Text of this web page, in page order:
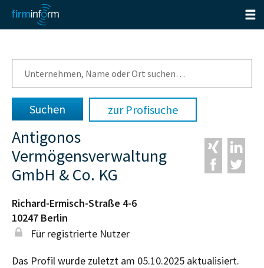
zur Profisuche
Antigonos
Vermögensverwaltung
GmbH & Co. KG
Richard-Ermisch-Straße 4-6
10247 Berlin
Für registrierte Nutzer
Das Profil wurde zuletzt am 05.10.2025 aktualisiert.